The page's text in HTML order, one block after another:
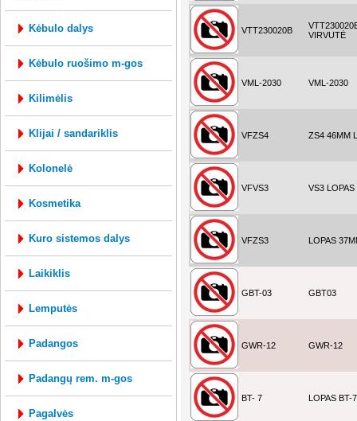
kėbulo dalys
kėbulo ruošimo m-gos
kilimėlis
klijai / sandariklis
kolonelė
kosmetika
kuro sistemos dalys
laikiklis
lemputės
padangos
padangų rem. m-gos
pagalvės
VTT230020B
VIRVUTĖ
VML-2030 VML-2030
VFZS4 ZS4 46MM
VFVS3 VS3 LOPAS
VFZS3 LOPAS
GBT-03 GBT03
GWR-12 GWR-12
BT- 7 LOPAS BT-7